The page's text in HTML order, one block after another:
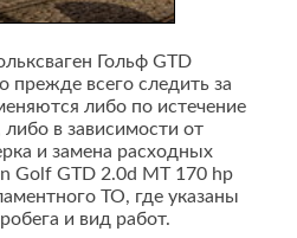
Гольф GTD
всего следить за
либо по истечение
в зависимости от
и замена расходных
Golf GTD 2.0d MT 170 hp
ТО, где указаны
и вид работ.